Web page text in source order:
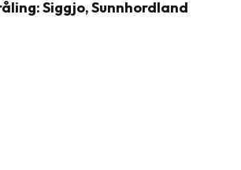
Siggjo, Sunnhordland